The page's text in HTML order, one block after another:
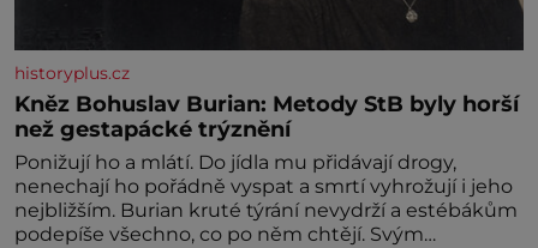
historyplus.cz
Kněz Bohuslav Burian: Metody StB byly horší
než gestapácké trýznění
Ponižují ho a mlátí. Do jídla mu přidávají drogy,
nenechají ho pořádně vyspat a smrtí vyhrožují i jeho
nejbližším. Burian kruté týrání nevydrží a estébákům
podepíše všechno, co po něm chtějí. Svým